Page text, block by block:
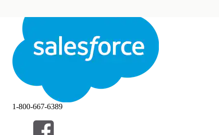
Fechar Fechar
Filtros (0)
1-800-667-6389